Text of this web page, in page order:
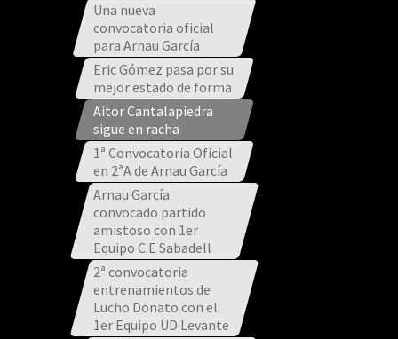
Una nueva
convocatoria oficial
para Arnau García
Eric Gómez pasa por su
mejor estado de forma
Aitor Cantalapiedra
sigue en racha
1ª Convocatoria Oficial
en 2ªA de Arnau García
Arnau García
convocado partido
amistoso con 1er
Equipo C.E Sabadell
2ª convocatoria
entrenamientos de
Lucho Donato con el
1er Equipo UD Levante